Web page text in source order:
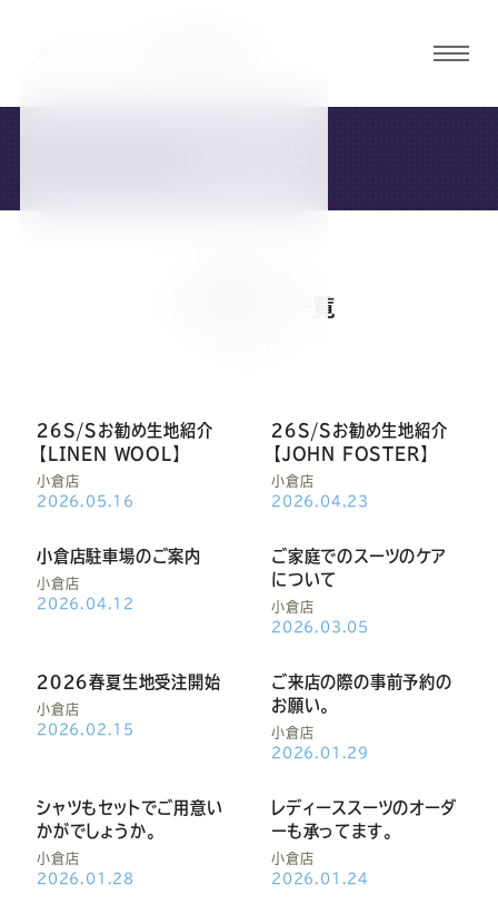
ダ
ー
ス
ツ
の
公
ダ
ス
ツ
の
ダ
ス
ツ
SADA
の
ダ
ー
ス
ー
ツ
SADA
の
公
オ
ダ
ー
ス
ー
ツ
SADA
の
公
「#SUIT」 一覧
２６S/Sお勧め生地紹介
【LINEN WOOL】
小倉店
2026.05.16
２６S/Sお勧め生地紹介
【JOHN FOSTER】
小倉店
2026.04.23
小倉店駐車場のご案内
小倉店
2026.04.12
ご家庭でのスーツのケア
について
小倉店
2026.03.05
２０２６春夏生地受注開始
小倉店
2026.02.15
ご来店の際の事前予約の
お願い。
小倉店
2026.01.29
シャツもセットでご用意い
かがでしょうか。
小倉店
2026.01.28
レディーススーツのオーダ
ーも承ってます。
小倉店
2026.01.24